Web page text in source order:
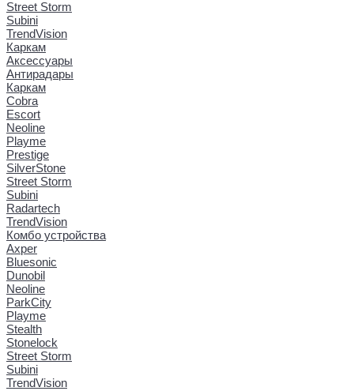
Street Storm
Subini
TrendVision
Каркам
Аксессуары
Антирадары
Каркам
Cobra
Escort
Neoline
Playme
Prestige
SilverStone
Street Storm
Subini
Radartech
TrendVision
Комбо устройства
Axper
Bluesonic
Dunobil
Neoline
ParkCity
Playme
Stealth
Stonelock
Street Storm
Subini
TrendVision